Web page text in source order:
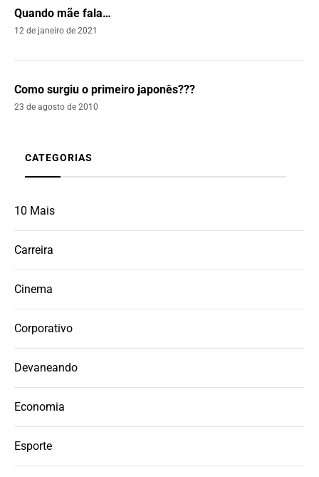
Quando mãe fala…
12 de janeiro de 2021
Como surgiu o primeiro japonês???
23 de agosto de 2010
CATEGORIAS
10 Mais
Carreira
Cinema
Corporativo
Devaneando
Economia
Esporte